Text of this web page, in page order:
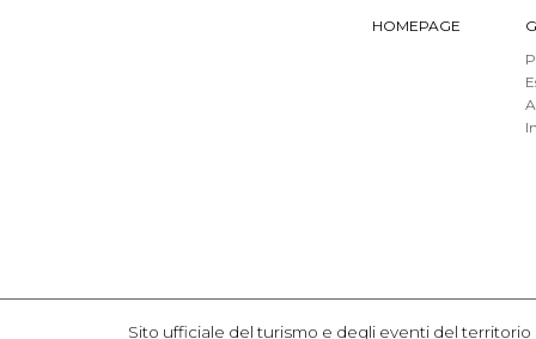
HOMEPAGE
Sito ufficiale del turismo e degli eventi del